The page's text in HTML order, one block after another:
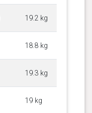
19.2 kg
18.8 kg
19.3 kg
19 kg